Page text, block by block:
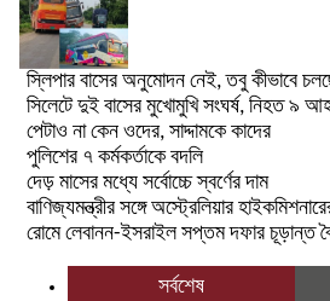
স্লিপার বাসের অনুমোদন নেই, তবু কীভাবে
সিলেটে দুই বাসের মুখোমুখি সংঘর্ষ, নিহত ৯
পেটাও না কেন ওদের, সাদ্দামকে কাদের
পুলিশের ৭ কর্মকর্তাকে বদলি
দেড় মাসের মধ্যে সর্বোচ্চে স্বর্ণের দাম
বাণিজ্যমন্ত্রীর সঙ্গে অস্ট্রেলিয়ার
রোমে লেবানন-ইসরাইল সপ্তম দফার চূড়ান্ত
সর্বশেষ